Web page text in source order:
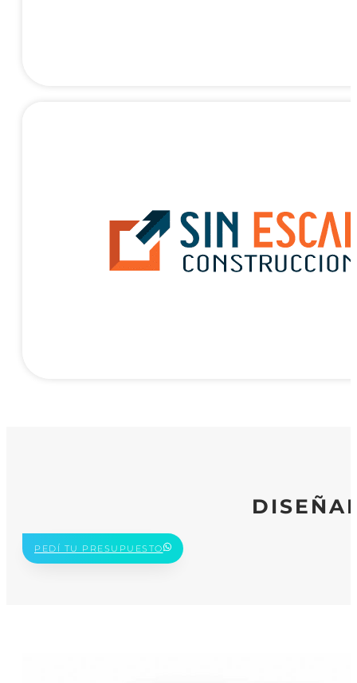
PEDÍ TU PRESUPUESTO